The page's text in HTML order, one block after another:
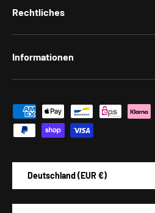
Rechtliches
Informationen
Zahlungsmethoden
Deutschland (EUR €)